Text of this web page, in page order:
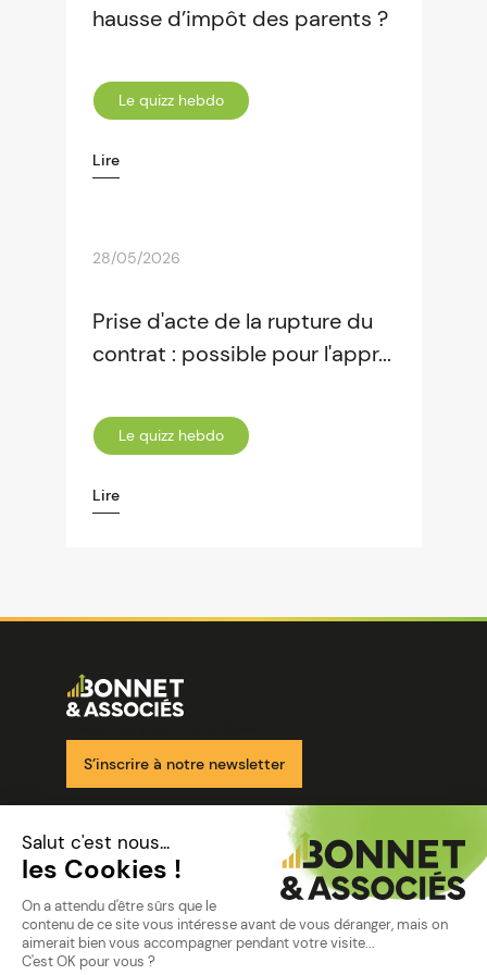
hausse d’impôt des parents ?
Le quizz hebdo
Lire
28/05/2026
Prise d'acte de la rupture du
contrat : possible pour l'appr...
Le quizz hebdo
Lire
Image
S’inscrire à notre newsletter
Nos solutions
Nos cabinets
Mon espace client